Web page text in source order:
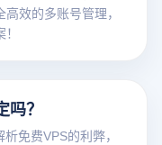
效的多账号管理，
？
免费VPS的利弊，